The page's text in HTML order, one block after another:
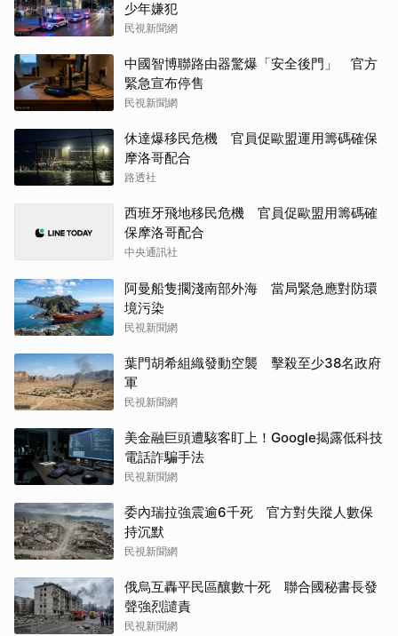
少年嫌犯
民視新聞網
中國智博聯路由器驚爆「安全後門」 官方
緊急宣布停售
民視新聞網
休達爆移民危機 官員促歐盟運用籌碼確保
摩洛哥配合
路透社
西班牙飛地移民危機 官員促歐盟用籌碼確
保摩洛哥配合
中央通訊社
阿曼船隻擱淺南部外海 當局緊急應對防環
境污染
民視新聞網
葉門胡希組織發動空襲 擊殺至少38名政府
軍
民視新聞網
美金融巨頭遭駭客盯上！Google揭露低科技
電話詐騙手法
民視新聞網
委內瑞拉強震逾6千死 官方對失蹤人數保
持沉默
民視新聞網
俄烏互轟平民區釀數十死 聯合國秘書長發
聲強烈譴責
民視新聞網